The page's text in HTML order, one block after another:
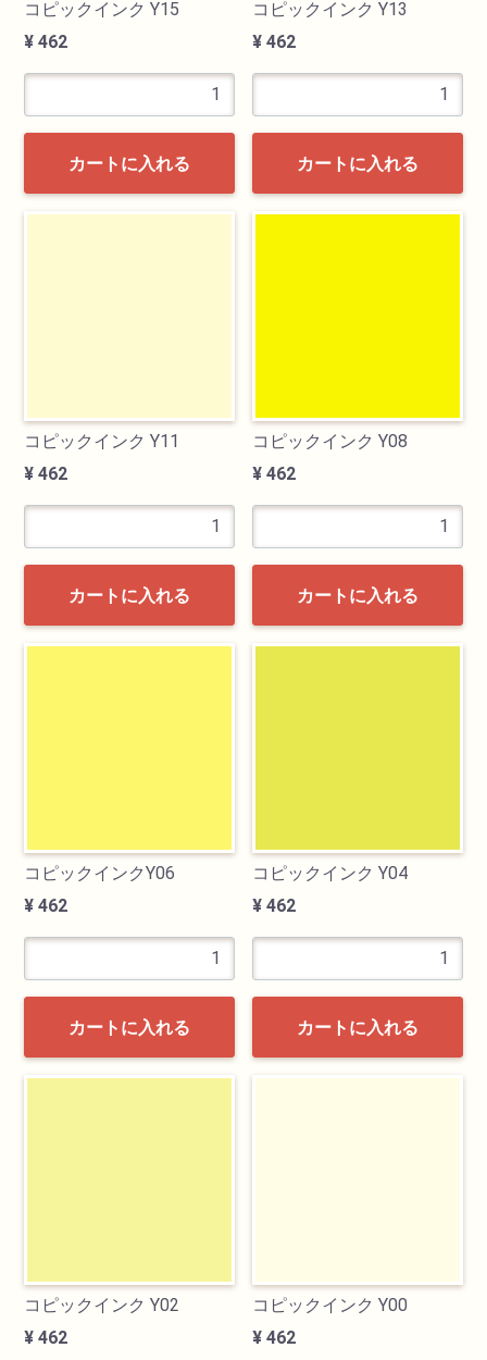
コピックインク Y15
¥ 462
カートに入れる
コピックインク Y13
¥ 462
カートに入れる
コピックインク Y11
¥ 462
カートに入れる
コピックインク Y08
¥ 462
カートに入れる
コピックインクY06
¥ 462
カートに入れる
コピックインク Y04
¥ 462
カートに入れる
コピックインク Y02
¥ 462
コピックインク Y00
¥ 462